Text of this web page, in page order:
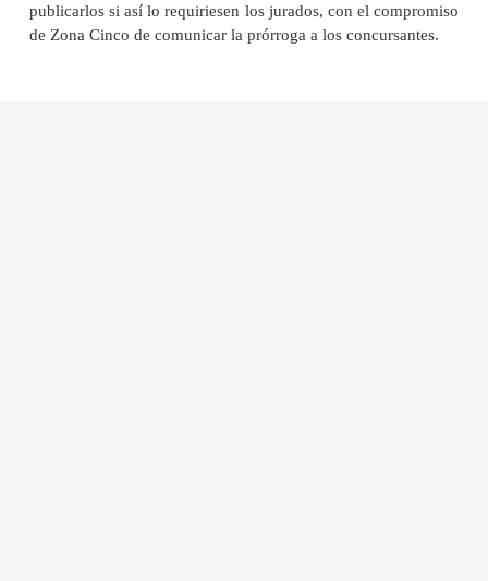
publicarlos si así lo requiriesen los jurados, con el compromiso
de Zona Cinco de comunicar la prórroga a los concursantes.